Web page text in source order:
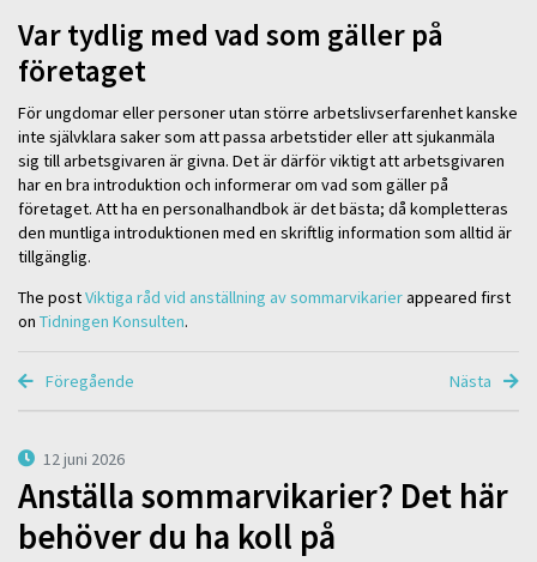
Var tydlig med vad som gäller på
företaget
För ungdomar eller personer utan större arbetslivserfarenhet kanske
inte självklara saker som att passa arbetstider eller att sjukanmäla
sig till arbetsgivaren är givna. Det är därför viktigt att arbetsgivaren
har en bra introduktion och informerar om vad som gäller på
företaget. Att ha en personalhandbok är det bästa; då kompletteras
den muntliga introduktionen med en skriftlig information som alltid är
tillgänglig.
The postViktiga råd vid anställning av sommarvikarierappeared first
on Tidningen Konsulten.
Föregående Nästa
12 juni 2026
Anställa sommarvikarier? Det här
behöver du ha koll på